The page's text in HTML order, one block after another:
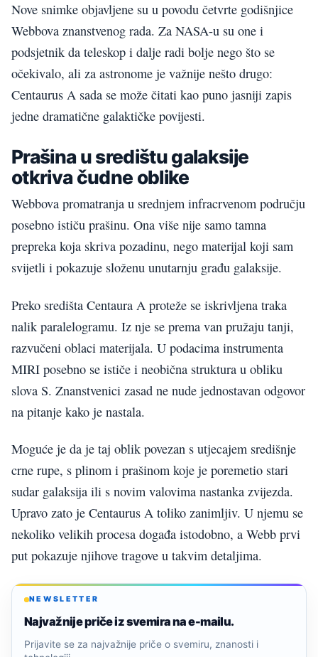
Nove snimke objavljene su u povodu četvrte godišnjice
Webbova znanstvenog rada. Za NASA-u su one i
podsjetnik da teleskop i dalje radi bolje nego što se
očekivalo, ali za astronome je važnije nešto drugo:
Centaurus A sada se može čitati kao puno jasniji zapis
jedne dramatične galaktičke povijesti.
Prašina u središtu galaksije
otkriva čudne oblike
Webbova promatranja u srednjem infracrvenom području
posebno ističu prašinu. Ona više nije samo tamna
prepreka koja skriva pozadinu, nego materijal koji sam
svijetli i pokazuje složenu unutarnju građu galaksije.
Preko središta Centaura A proteže se iskrivljena traka
nalik paralelogramu. Iz nje se prema van pružaju tanji,
razvučeni oblaci materijala. U podacima instrumenta
MIRI posebno se ističe i neobična struktura u obliku
slova S. Znanstvenici zasad ne nude jednostavan odgovor
na pitanje kako je nastala.
Moguće je da je taj oblik povezan s utjecajem središnje
crne rupe, s plinom i prašinom koje je poremetio stari
sudar galaksija ili s novim valovima nastanka zvijezda.
Upravo zato je Centaurus A toliko zanimljiv. U njemu se
nekoliko velikih procesa događa istodobno, a Webb prvi
put pokazuje njihove tragove u takvim detaljima.
NEWSLETTER
Najvažnije priče iz svemira na e-mailu.
Prijavite se za najvažnije priče o svemiru, znanosti i